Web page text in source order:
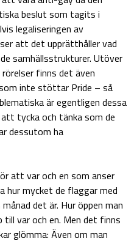
beslut som tagits i
legaliseringen av
att det upprätthåller vad
samhällsstrukturer. Utöver
rörelser finns det även
inte stöttar Pride – så
är egentligen dessa
tycka och tänka som de
dessutom ha
att var och en som anser
hur mycket de flaggar med
det är. Hur öppen man
till var och en. Men det finns
glömma: Även om man